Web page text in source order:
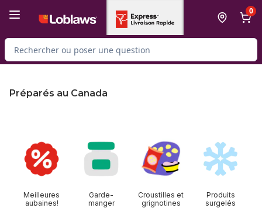
0
Rechercher des produits
Préparés au Canada
Meilleures
aubaines!
Garde-
manger
Croustilles et
grignotines
Produits
surgelés